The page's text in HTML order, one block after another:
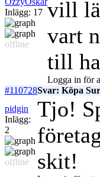
Inlägg: 17
offline
vill
vart
till
Logga in för
#110728Svar: Köpa
pidgin
Inlägg:
2
offline
Tjo!
skit!